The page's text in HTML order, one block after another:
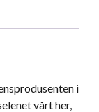
i
vårt her,